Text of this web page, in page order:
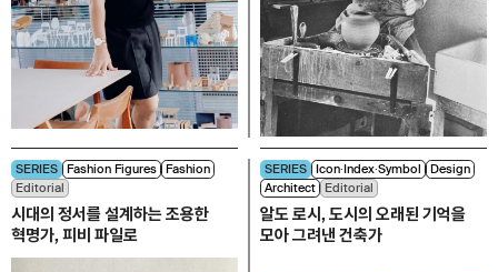
SERIES Fashion Figures Fashion
Editorial
시대의 정서를 설계하는 조용한
혁명가, 피비 파일로
SERIES Icon∙Index∙Symbol
Design
Architect
Editorial
알도 로시, 도시의 오래된 기억을
모아 그려낸 건축가